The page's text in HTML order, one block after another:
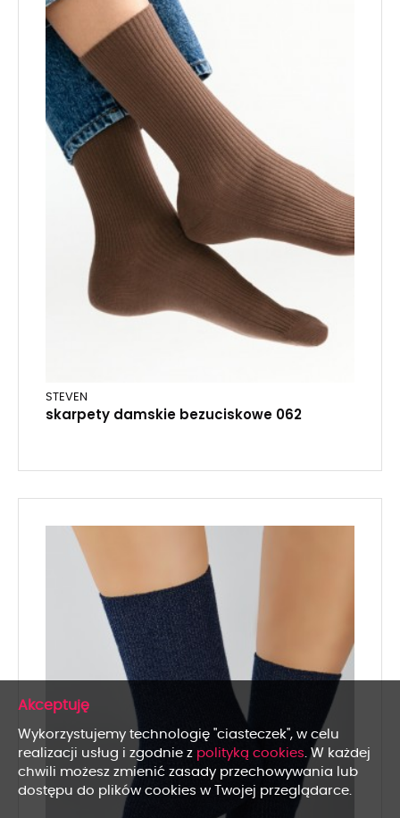
STEVEN
skarpety damskie bezuciskowe 062
Wykorzystujemy technologię "ciasteczek", w celu
realizacji usług i zgodnie z polityką cookies. W każdej
chwili możesz zmienić zasady przechowywania lub
dostępu do plików cookies w Twojej przeglądarce.